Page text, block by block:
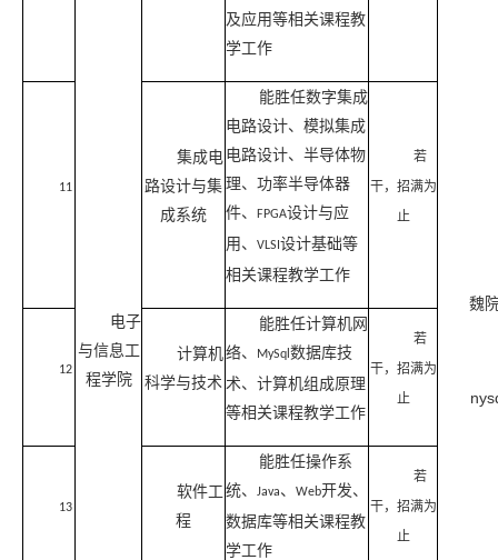
电子
与信息工
程学院
魏
及应用等相关课程教
学工作
11
集成电
路设计与集
成系统
能胜任数字集成
电路设计、模拟集成
电路设计、半导体物
理、功率半导体器
件、
FPGA设计与应
用、
VLSI 设计基础等
相关课程教学工作
若
干，招满为
止
12
计算机
科学与技术
能胜任计算机网
络、
MySql 数据库技
术、计算机组成原理
等相关课程教学工作
若
干，招满为
止
13
软件工
程
能胜任操作系
统、
Java、 Web开发、
数据库等相关课程教
学工作
若
干，招满为
止